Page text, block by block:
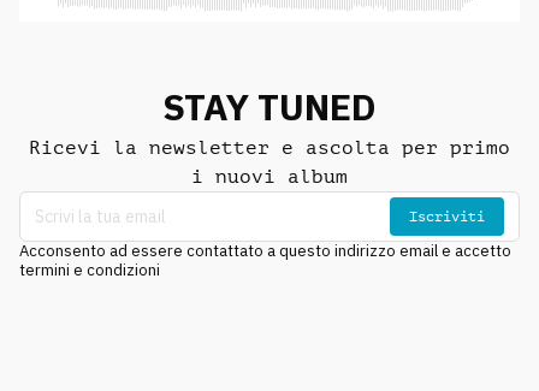
STAY TUNED
Ricevi la newsletter e ascolta per primo
i nuovi album
Iscriviti
Acconsento ad essere contattato a questo indirizzo email e accetto
termini e condizioni